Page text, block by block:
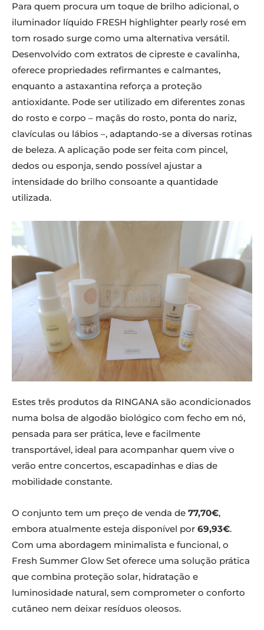
Para quem procura um toque de brilho adicional, o
iluminador líquido FRESH highlighter pearly rosé em
tom rosado surge como uma alternativa versátil.
Desenvolvido com extratos de cipreste e cavalinha,
oferece propriedades refirmantes e calmantes,
enquanto a astaxantina reforça a proteção
antioxidante. Pode ser utilizado em diferentes zonas
do rosto e corpo – maçãs do rosto, ponta do nariz,
clavículas ou lábios –, adaptando-se a diversas rotinas
de beleza. A aplicação pode ser feita com pincel,
dedos ou esponja, sendo possível ajustar a
intensidade do brilho consoante a quantidade
utilizada.
Estes três produtos da RINGANA são acondicionados
numa bolsa de algodão biológico com fecho em nó,
pensada para ser prática, leve e facilmente
transportável, ideal para acompanhar quem vive o
verão entre concertos, escapadinhas e dias de
mobilidade constante.
O conjunto tem um preço de venda de 77,70€,
embora atualmente esteja disponível por 69,93€.
Com uma abordagem minimalista e funcional, o
Fresh Summer Glow Set oferece uma solução prática
que combina proteção solar, hidratação e
luminosidade natural, sem comprometer o conforto
cutâneo nem deixar resíduos oleosos.